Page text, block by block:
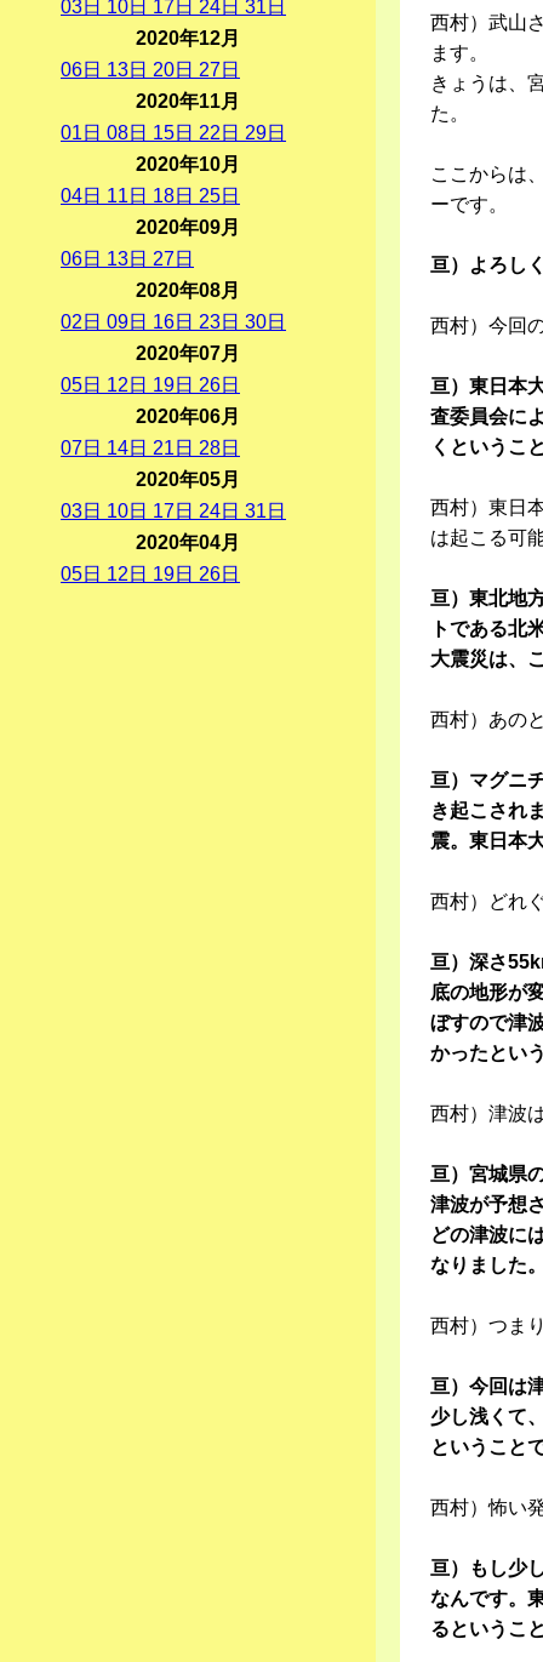
西村）武山
ます。
きょうは、
た。
ここからは
ーです。
亘）よろし
西村）今回
亘）東日本
査委員会に
くというこ
西村）東日
は起こる可
亘）東北地
トである北
大震災は、
西村）あの
亘）マグニ
き起こされ
震。東日本
西村）どれ
亘）深さ
底の地形が
ぼすので津
かったとい
西村）津波
亘）宮城県
津波が予想
どの津波に
なりました
西村）つま
亘）今回は
少し浅くて
ということ
西村）怖い
亘）もし少
なんです。
るというこ
03日 10日 17 日 24日 31 日
2020年12月
06日 13日 20日 27日
2020年11月
01 日 08日 15日 22 日 29日
2020年10月
04日 11 日 18日 25日
2020年09月
06日 13日 27日
2020年08月
02 日 09日 16日 23日 30日
2020年07月
05日 12 日 19日 26日
2020年06月
07日 14日 21 日 28日
2020年05月
03日 10日 17日 24日 31 日
2020年04月
05日 12 日 19日 26日